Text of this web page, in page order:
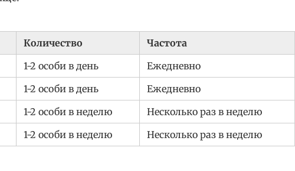
Количество
Частота
1-2 особи в день
Ежедневно
1-2 особи в день
Ежедневно
1-2 особи в неделю
Несколько раз в неделю
1-2 особи в неделю Несколько раз в неделю